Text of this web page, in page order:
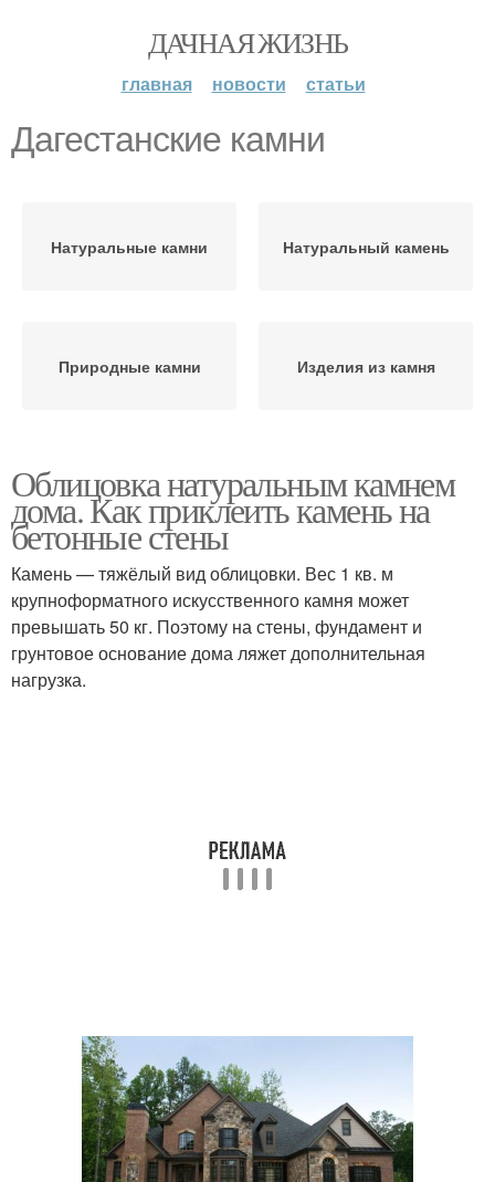
ДАЧНАЯ ЖИЗНЬ
главная новости статьи
Дагестанские камни
Натуральные камни Натуральный камень
Природные камни Изделия из камня
Облицовка натуральным камнем
дома. Как приклеить камень на
бетонные стены
Камень — тяжёлый вид облицовки. Вес 1 кв. м
крупноформатного искусственного камня может
превышать 50 кг. Поэтому на стены, фундамент и
грунтовое основание дома ляжет дополнительная
нагрузка.